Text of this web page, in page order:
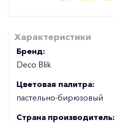
Характеристики
Бренд:
Deco Blik
Цветовая палитра:
пастельно-бирюзовый
Страна производитель: